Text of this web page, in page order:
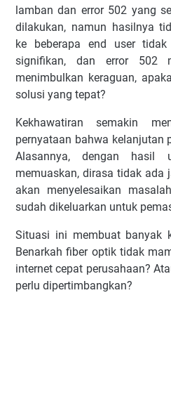
lamban dan error 502 yang
dilakukan, namun hasilnya
ke beberapa end user tidak
signifikan, dan error 502
menimbulkan keraguan,
solusi yang tepat?
Kekhawatiran semakin
pernyataan bahwa kelanjutan
Alasannya, dengan
memuaskan, dirasa tidak ada
akan menyelesaikan
sudah dikeluarkan untuk
Situasi ini membuat banyak
Benarkah fiber optik tidak
internet cepat perusahaan?
perlu dipertimbangkan?